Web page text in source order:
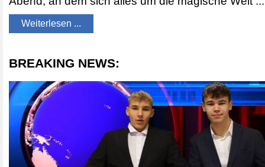
Weiterlesen ...
BREAKING NEWS: